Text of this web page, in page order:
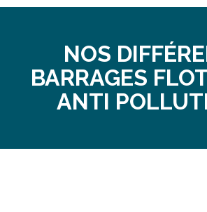
NOS
BARRAGES
ANTI